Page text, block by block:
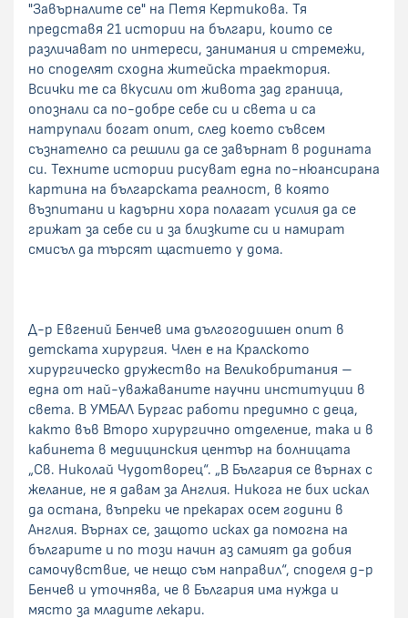
"Завърналите се" на Петя Кертикова. Тя
представя 21 истории на българи, които се
различават по интереси, занимания и стремежи,
но споделят сходна житейска траектория.
Всички те са вкусили от живота зад граница,
опознали са по-добре себе си и света и са
натрупали богат опит, след което съвсем
съзнателно са решили да се завърнат в родината
си. Техните истории рисуват една по-нюансирана
картина на българската реалност, в която
възпитани и кадърни хора полагат усилия да се
грижат за себе си и за близките си и намират
смисъл да търсят щастието у дома.
Д-р Евгений Бенчев има дългогодишен опит в
детската хирургия. Член е на Кралското
хирургическо дружество на Великобритания –
една от най-уважаваните научни институции в
света. В УМБАЛ Бургас работи предимно с деца,
както във Второ хирургично отделение, така и в
кабинета в медицинския център на болницата
„Св. Николай Чудотворец“. „В България се върнах с
желание, не я давам за Англия. Никога не бих искал
да остана, въпреки че прекарах осем години в
Англия. Върнах се, защото исках да помогна на
българите и по този начин аз самият да добия
самочувствие, че нещо съм направил“, споделя д-р
Бенчев и уточнява, че в България има нужда и
място за младите лекари.